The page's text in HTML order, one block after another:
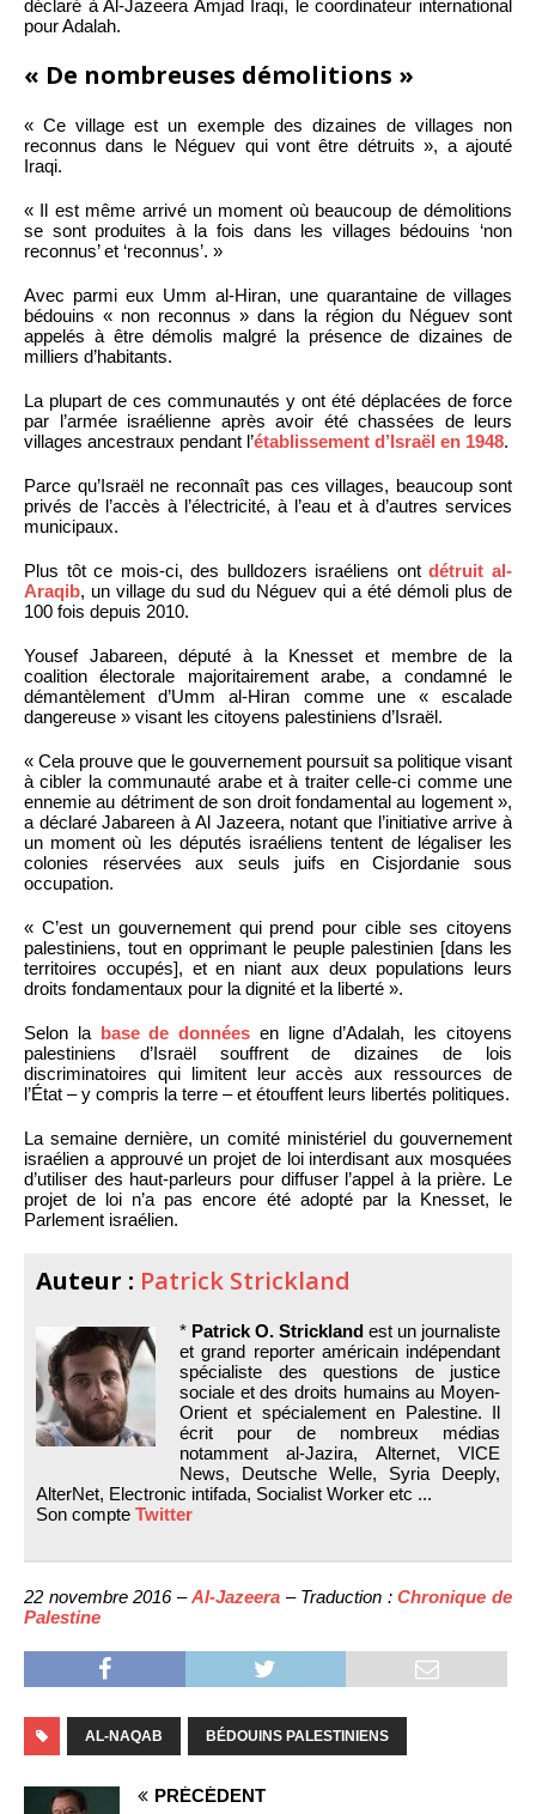
déclaré à Al-Jazeera Amjad Iraqi, le coordinateur international
pour Adalah.
« De nombreuses démolitions »
« Ce village est un exemple des dizaines de villages non
reconnus dans le Néguev qui vont être détruits », a ajouté
Iraqi.
« Il est même arrivé un moment où beaucoup de démolitions
se sont produites à la fois dans les villages bédouins ‘non
reconnus’ et ‘reconnus’. »
Avec parmi eux Umm al-Hiran, une quarantaine de villages
bédouins « non reconnus » dans la région du Néguev sont
appelés à être démolis malgré la présence de dizaines de
milliers d’habitants.
La plupart de ces communautés y ont été déplacées de force
par l’armée israélienne après avoir été chassées de leurs
villages ancestraux pendant l’établissement d’Israël en 1948.
Parce qu’Israël ne reconnaît pas ces villages, beaucoup sont
privés de l’accès à l’électricité, à l’eau et à d’autres services
municipaux.
Plus tôt ce mois-ci, des bulldozers israéliens ontdétruit al-
Araqib, un village du sud du Néguev qui a été démoli plus de
100 fois depuis 2010.
Yousef Jabareen, député à la Knesset et membre de la
coalition électorale majoritairement arabe, a condamné le
démantèlement d’Umm al-Hiran comme une « escalade
dangereuse » visant les citoyens palestiniens d’Israël.
« Cela prouve que le gouvernement poursuit sa politique visant
à cibler la communauté arabe et à traiter celle-ci comme une
ennemie au détriment de son droit fondamental au logement »,
a déclaré Jabareen à Al Jazeera, notant que l’initiative arrive à
un moment où les députés israéliens tentent de légaliser les
colonies réservées aux seuls juifs en Cisjordanie sous
occupation.
« C’est un gouvernement qui prend pour cible ses citoyens
palestiniens, tout en opprimant le peuple palestinien [dans les
territoires occupés], et en niant aux deux populations leurs
droits fondamentaux pour la dignité et la liberté ».
Selon la base de données en ligne d’Adalah, les citoyens
palestiniens d’Israël souffrent de dizaines de lois
discriminatoires qui limitent leur accès aux ressources de
l’État – y compris la terre – et étouffent leurs libertés politiques.
La semaine dernière, un comité ministériel du gouvernement
israélien a approuvé un projet de loi interdisant aux mosquées
d’utiliser des haut-parleurs pour diffuser l’appel à la prière. Le
projet de loi n’a pas encore été adopté par la Knesset, le
Parlement israélien.
Auteur : Patrick Strickland
* Patrick O. Strickland est un journaliste
et grand reporter américain indépendant
spécialiste des questions de justice
sociale et des droits humains au Moyen-
Orient et spécialement en Palestine. Il
écrit pour de nombreux médias
notamment al-Jazira, Alternet, VICE
News, Deutsche Welle, Syria Deeply,
AlterNet, Electronic intifada, Socialist Worker etc ...
Son compte Twitter
22 novembre 2016 –Al-Jazeera – Traduction :Chronique de
Palestine
AL-NAQAB BÉDOUINS PALESTINIENS
PRÉCÉDENT